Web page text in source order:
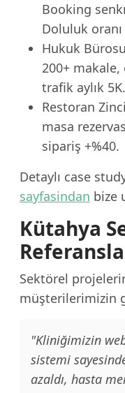
Booking
Doluluk oranı
Hukuk
200+
trafik aylık 5K.
Restoran
masa
sipariş +%40.
Detaylı case
sayfasindan bize
Kütahya
Sektörel
müşterilerimizin
"Kliniğimizin
sistemi
azaldı, hasta